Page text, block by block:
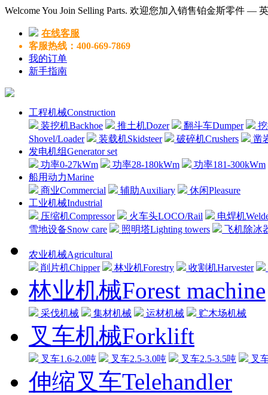
Welcome You Join Selling Parts. 欢迎您加入销售铂金斯零件 —
在线客服
客服热线：400-669-7869
我的订单
新手指南
工程机械Construction
装挖机Backhoe
推土机Dozer 翻斗车Dumper
Shovel/Loader
装载机Skidsteer 破碎机Crushers
凿
发电机组Generator set
功率0-27kWm
功率28-180kWm
功率181-300kWm
船用动力Marine
商业Commercial
辅助Auxiliary
休闲Pleasure
工业机械Industrial
压缩机Compressor
火车头LOCO/Rail
电焊机
雪地设备Snow care
照明塔Lighting towers 飞机除冰
农业机械Agricultural
削片机Chipper
林业机Forestry 收割机Harvester
林业机械Forest machine
采伐机械 集材机械 运材机械 贮木场机械
叉车机械Forklift
叉车1.6-2.0吨 叉车2.5-3.0吨 叉车2.5-3.5吨 叉
伸缩叉车Telehandler